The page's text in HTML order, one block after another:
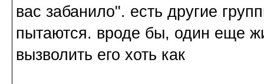
вас забанило". есть другие
пытаются. вроде бы, один еще
вызволить его хоть как